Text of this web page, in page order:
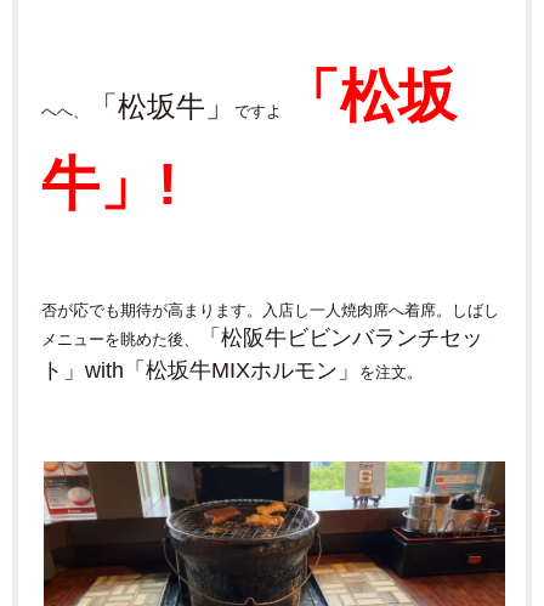
へへ、 「松坂牛」 ですよ
「松坂
牛」!
否が応でも期待が高まります。入店し一人焼肉席へ着席。しばし
メニューを眺めた後、
「松阪牛ビビンバランチセッ
ト」with「松坂牛MIXホルモン」
を注文。